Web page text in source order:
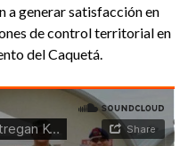
a generar satisfacción en
de control territorial en
del Caquetá.